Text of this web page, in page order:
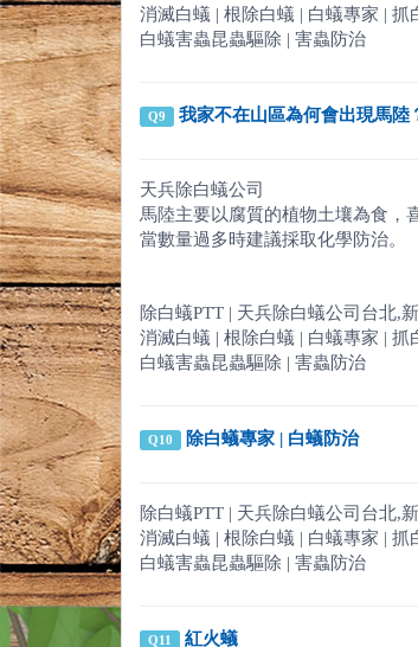
消滅白蟻 | 根除白蟻 | 白蟻專家 | 抓
白蟻害蟲昆蟲驅除 | 害蟲防治
Q9 我家不在山區為何會出現馬陸
天兵除白蟻公司
馬陸主要以腐質的植物土壤為食，
當數量過多時建議採取化學防治。
除白蟻PTT | 天兵除白蟻公司台北,
消滅白蟻 | 根除白蟻 | 白蟻專家 | 抓
白蟻害蟲昆蟲驅除 | 害蟲防治
Q10 除白蟻專家 | 白蟻防治
除白蟻PTT | 天兵除白蟻公司台北,
消滅白蟻 | 根除白蟻 | 白蟻專家 | 抓
白蟻害蟲昆蟲驅除 | 害蟲防治
Q11 紅火蟻